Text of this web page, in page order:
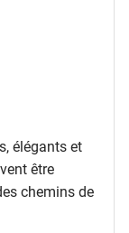
élégants et
être
chemins de